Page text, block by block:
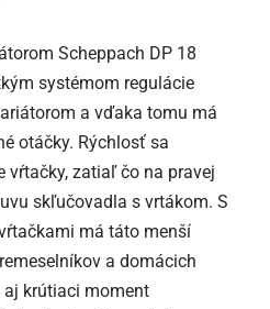
Scheppach DP 18
systémom regulácie
a vďaka tomu má
otáčky. Rýchlosť sa
vŕtačky, zatiaľ čo na pravej
skľučovadla s vrtákom. S
má táto menší
a domácich
krútiaci moment